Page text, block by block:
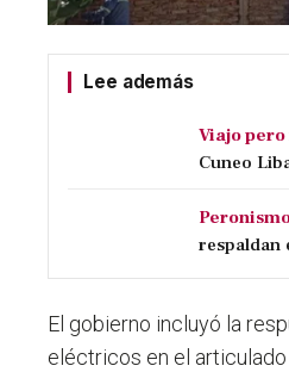
Lee además
Viajo
Cuneo
respaldan
El gobierno incluyó la
eléctricos en el